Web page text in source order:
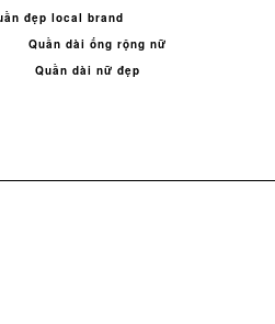
đẹp local brand
Quần dài ống rộng nữ
Quần dài nữ đẹp